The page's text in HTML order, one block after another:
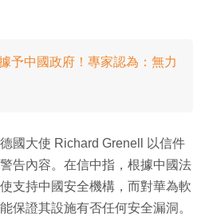
予中國政府！專家認為：無力
國大使 Richard Grenell 以信件
告內容。在信中指，根據中國法
支持中國安全機構，而對華為軟
保證其設施有否任何安全漏洞。